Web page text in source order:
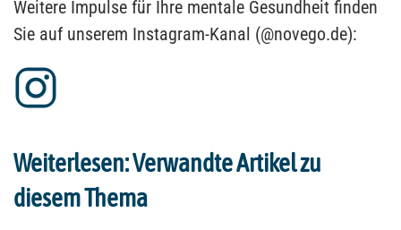
Weitere Impulse für Ihre mentale Gesundheit finden
Sie auf unserem Instagram-Kanal (@novego.de):
Weiterlesen: Verwandte Artikel zu
diesem Thema